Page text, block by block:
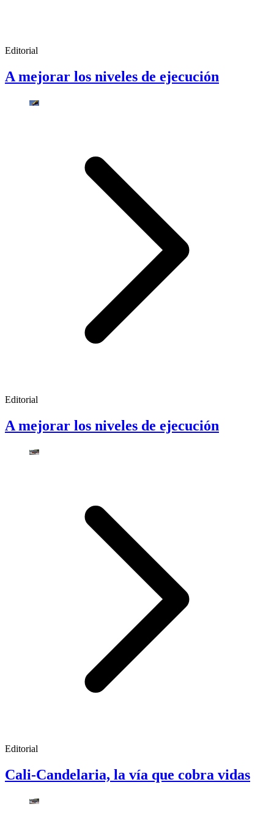
Editorial
A mejorar los niveles de ejecución
Editorial
A mejorar los niveles de ejecución
Editorial
Cali-Candelaria, la vía que cobra vidas